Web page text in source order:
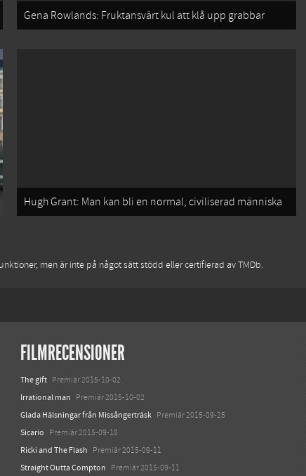
Gena Rowlands: Fruktansvärt kul att klå upp grabbar
Hugh Grant: Man kan bli en normal, civiliserad människa
men är inte på något sätt stödd eller certifierad av TMDb.
FILMRECENSIONER
The gift Premiär 2015-10-02
Irrational man Premiär 2015-10-02
Glada Hälsningar från Missångerträsk Premiär 2015-09-25
Sicario Premiär 2015-09-18
Ricki and The Flash Premiär 2015-09-11
Straight Outta Compton Premiär 2015-09-11